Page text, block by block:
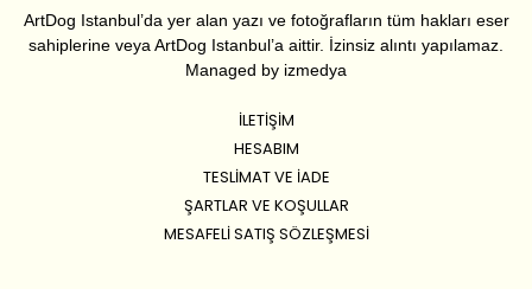
ArtDog Istanbul’da yer alan yazı ve fotoğrafların tüm hakları eser
sahiplerine veya ArtDog Istanbul’a aittir. İzinsiz alıntı yapılamaz.
Managed by izmedya
İLETIŞIM
HESABIM
TESLIMAT VE İADE
ŞARTLAR VE KOŞULLAR
MESAFELI SATIŞ SÖZLEŞMESI